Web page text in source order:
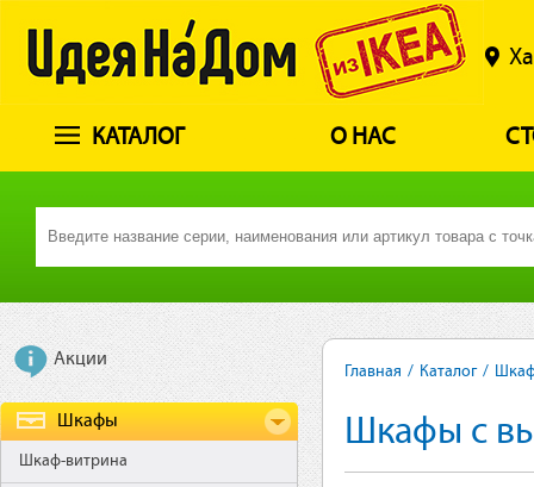
КАТАЛОГ О НАС
Акции
Шкафы
Шкаф-витрина
Главная / Каталог /
Шкафы с